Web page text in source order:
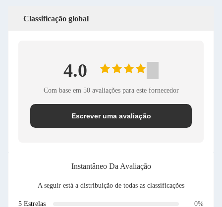
Classificação global
4.0
Com base em 50 avaliações para este fornecedor
Escrever uma avaliação
Instantâneo Da Avaliação
A seguir está a distribuição de todas as classificações
5 Estrelas 0%